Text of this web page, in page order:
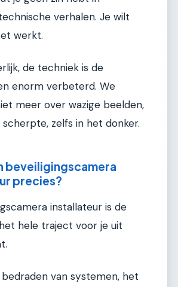
verhalen. Je wilt
werkt.
de techniek is de
enorm verbeterd. We
meer over wazige beelden,
zelfs in het donker.
beveiligingscamera
precies?
installateur is de
hele traject voor je uit
van systemen, het